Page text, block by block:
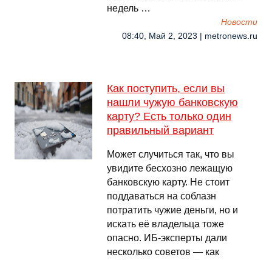
недель …
Новости
08:40, Май 2, 2023 | metronews.ru
Как поступить, если вы
нашли чужую банковскую
карту? Есть только один
правильный вариант
Может случиться так, что вы
увидите бесхозно лежащую
банковскую карту. Не стоит
поддаваться на соблазн
потратить чужие деньги, но и
искать её владельца тоже
опасно. ИБ-эксперты дали
несколько советов — как